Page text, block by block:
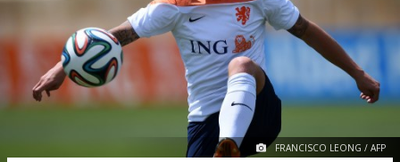
FRANCISCO LEONG / AFP